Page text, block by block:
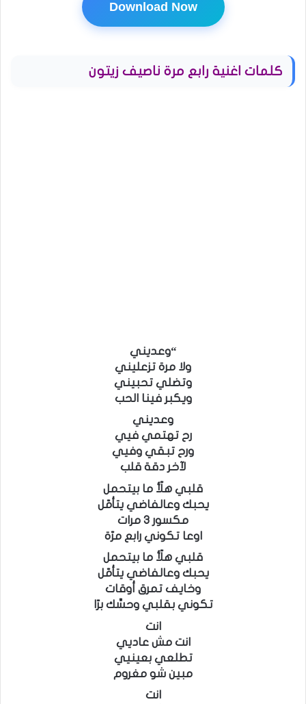
Download Now
كلمات اغنية رابع مرة ناصيف زيتون
“وعديني
ولا مرة تزعليني
وتضلي تحبيني
ويكبر فينا الحب
وعديني
رح تهتمي فيي
ورح تبقي وفيي
لآخر دقة قلب
قلبي هلّأ ما بيتحمل
يحبك وعالفاضي يتأمّل
مكسور ٣ مرات
اوعا تكوني رابع مرّة
قلبي هلّأ ما بيتحمل
يحبك وعالفاضي يتأمّل
وخايف تمرق أوقات
تكوني بقلبي وحسِّك برّا
انت
انت مش عاديي
تطلعي بعينيي
مبين شو مغروم
انت